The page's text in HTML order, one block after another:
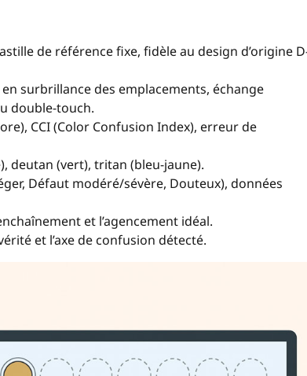
de référence fixe, fidèle au design d’origine
surbrillance des emplacements, échange
double-touch.
CCI (Color Confusion Index), erreur de
deutan (vert), tritan (bleu-jaune).
Défaut modéré/sévère, Douteux), données
et l’agencement idéal.
et l’axe de confusion détecté.